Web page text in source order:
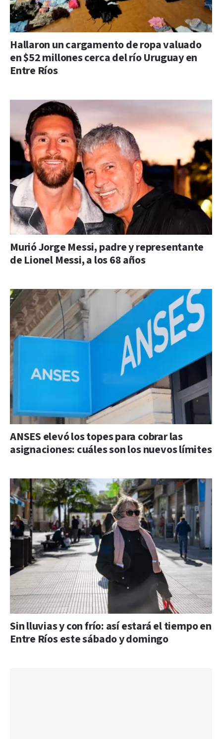
Hallaron un cargamento de ropa valuado
en $52 millones cerca del río Uruguay en
Entre Ríos
Murió Jorge Messi, padre y representante
de Lionel Messi, a los 68 años
ANSES elevó los topes para cobrar las
asignaciones: cuáles son los nuevos límites
Sin lluvias y con frío: así estará el tiempo en
Entre Ríos este sábado y domingo